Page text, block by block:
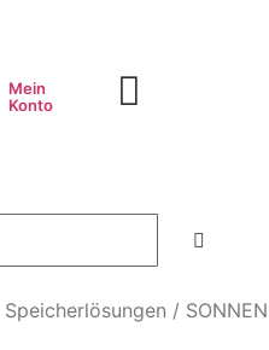
Mein
Konto
Speicherlösungen /